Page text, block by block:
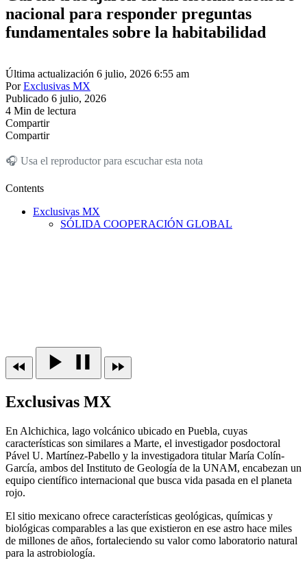
nacional para responder preguntas
fundamentales sobre la habitabilidad
Última actualización 6 julio, 2026 6:55 am
Por Exclusivas MX
Publicado 6 julio, 2026
4 Min de lectura
Compartir
Compartir
🎧 Usa el reproductor para escuchar esta nota
Contents
Exclusivas MX
SÓLIDA COOPERACIÓN GLOBAL
Exclusivas MX
En Alchichica, lago volcánico ubicado en Puebla, cuyas
características son similares a Marte, el investigador posdoctoral
Pável U. Martínez-Pabello y la investigadora titular María Colín-
García, ambos del Instituto de Geología de la UNAM, encabezan un
equipo científico internacional que busca vida pasada en el planeta
rojo.
El sitio mexicano ofrece características geológicas, químicas y
biológicas comparables a las que existieron en ese astro hace miles
de millones de años, fortaleciendo su valor como laboratorio natural
para la astrobiología.